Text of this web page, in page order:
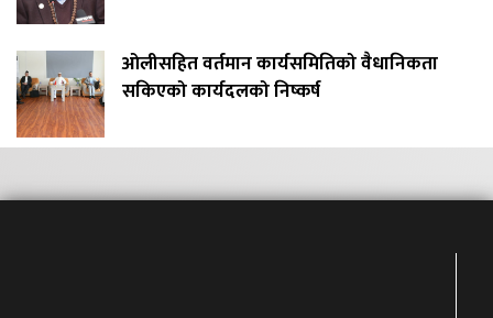
ओलीसहित वर्तमान कार्यसमितिको वैधानिकता
सकिएको कार्यदलको निष्कर्ष